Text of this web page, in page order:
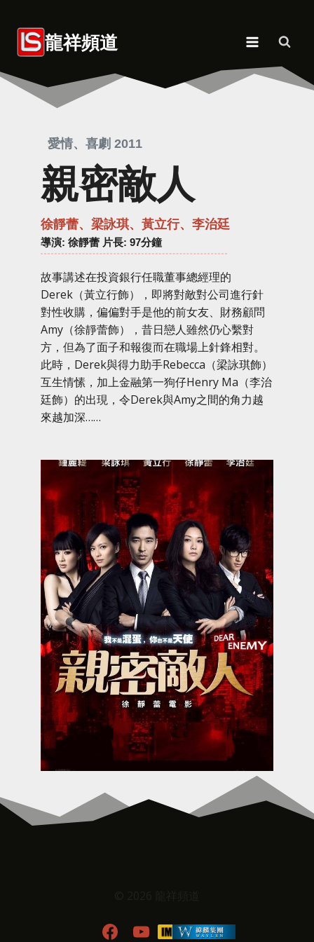
content 龍祥頻道
愛情、喜劇 2011
親密敵人
徐靜蕾、梁詠琪、黃立行、李治廷
導演: 徐靜蕾 片長: 97分鐘
故事講述在投資銀行任職董事總經理的
Derek（黃立行飾），即將對敵對公司進行針
對性收購，偏偏對手是他的前女友、財務顧問
Amy（徐靜蕾飾），昔日戀人雖然仍心繫對
方，但為了面子和報復而在職場上針鋒相對。
此時，Derek與得力助手Rebecca（梁詠琪飾）
互生情愫，加上金融第一狗仔Henry Ma（李治
廷飾）的出現，令Derek與Amy之間的角力越
來越加深……